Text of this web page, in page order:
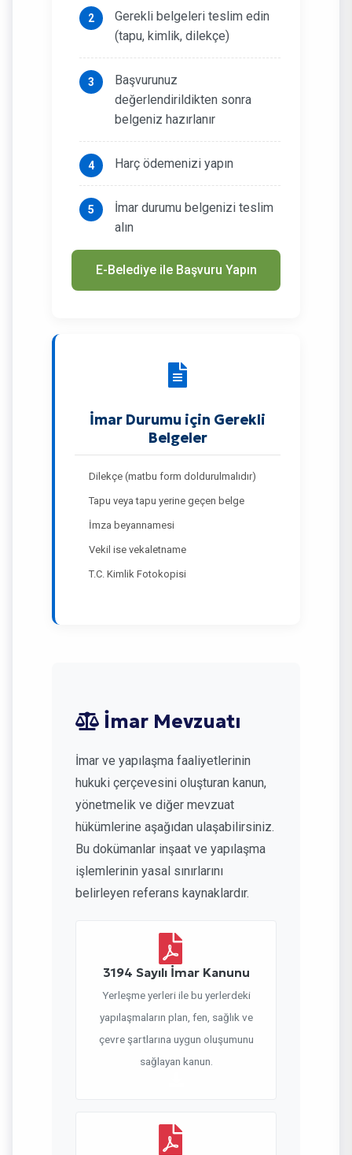
Gerekli belgeleri teslim edin
(tapu, kimlik, dilekçe)
Başvurunuz
değerlendirildikten sonra
belgeniz hazırlanır
Harç ödemenizi yapın
İmar durumu belgenizi teslim
alın
E-Belediye ile Başvuru Yapın
İmar Durumu için Gerekli
Belgeler
Dilekçe (matbu form doldurulmalıdır)
Tapu veya tapu yerine geçen belge
İmza beyannamesi
Vekil ise vekaletname
T.C. Kimlik Fotokopisi
İmar Mevzuatı
İmar ve yapılaşma faaliyetlerinin
hukuki çerçevesini oluşturan kanun,
yönetmelik ve diğer mevzuat
hükümlerine aşağıdan ulaşabilirsiniz.
Bu dokümanlar inşaat ve yapılaşma
işlemlerinin yasal sınırlarını
belirleyen referans kaynaklardır.
3194 Sayılı İmar Kanunu
Yerleşme yerleri ile bu yerlerdeki
yapılaşmaların plan, fen, sağlık ve
çevre şartlarına uygun oluşumunu
sağlayan kanun.